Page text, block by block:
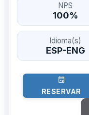
NPS
100%
Idioma(s)
ESP-ENG
RESERVAR